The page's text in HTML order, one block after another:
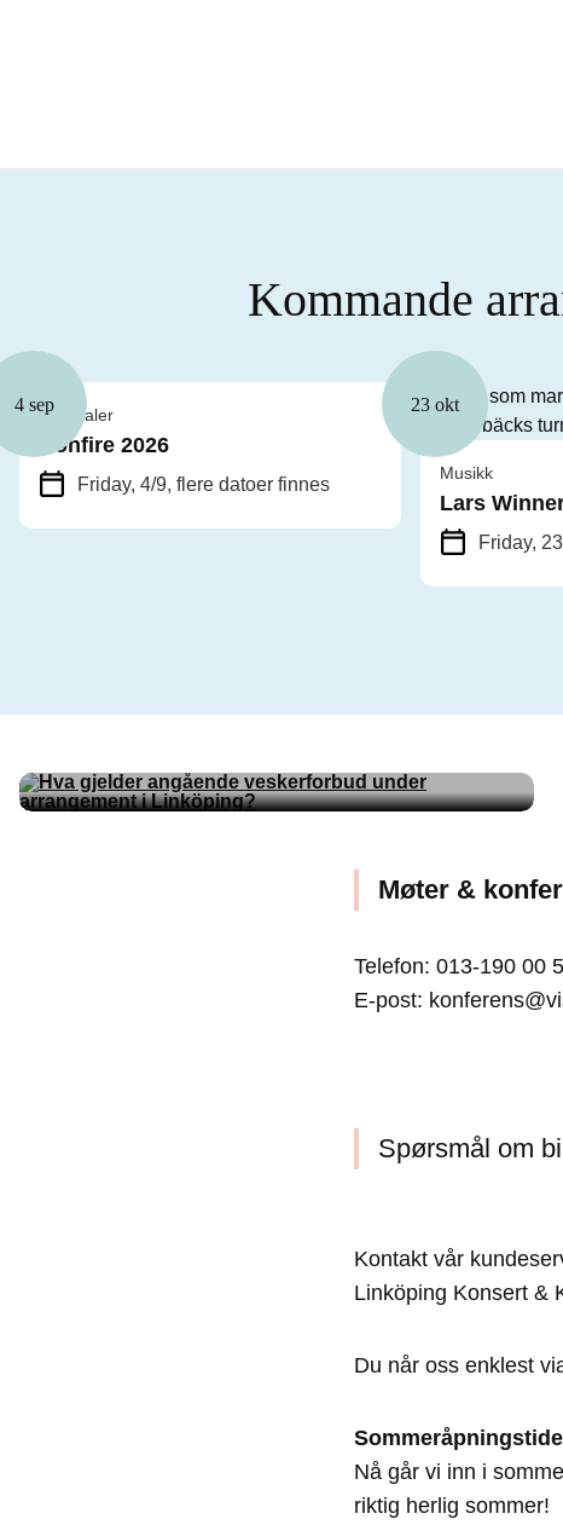
Kommande
4 sep
Festivaler
Bonfire 2026
Friday, 4/9, flere datoer finnes
23 okt
Musikk
Lars
Friday,
Møter &
Telefon: 013-190 00
E-post:
Spørsmål om
Kontakt vår
Linköping Konsert &
Du når oss enklest
Nå går vi inn i
riktig herlig sommer!